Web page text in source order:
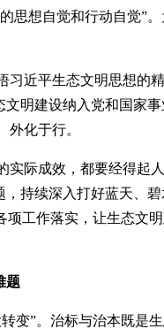
想自觉和行动自觉”
近平生态文明思想的
明建设纳入党和国家
化于行。
际成效，都要经得起
持续深入打好蓝天、
工作落实，让生态文
题
变”。治标与治本既是